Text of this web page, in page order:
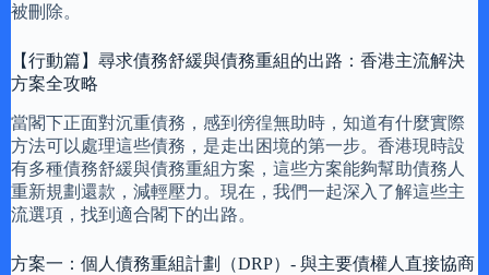
被刪除。
【行動篇】尋求債務舒緩與債務重組的出路：香港主流解決
方案全攻略
當閣下正面對沉重債務，感到徬徨無助時，知道有什麼實際
方法可以處理這些債務，是走出困境的第一步。香港現時設
有多種債務舒緩與債務重組方案，這些方案能夠幫助債務人
重新規劃還款，減輕壓力。現在，我們一起深入了解這些主
流選項，找到適合閣下的出路。
方案一：個人債務重組計劃（DRP）- 與主要債權人直接協商